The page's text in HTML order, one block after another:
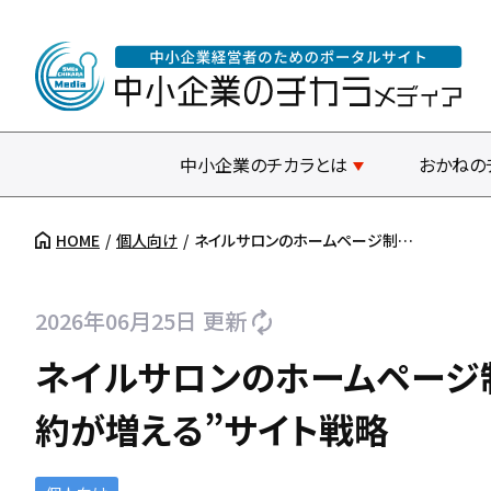
中小企業のチカラとは おかねの
HOME 個人向け ネイルサロンのホームページ制…
2026年06月25日 更新
ネイルサロンのホームペー
約が増える”サイト戦略